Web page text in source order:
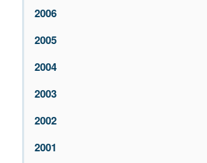
2006
2005
2004
2003
2002
2001